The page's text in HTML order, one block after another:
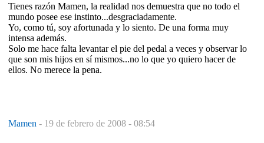
Tienes razón Mamen, la realidad nos demuestra que no todo el
mundo posee ese instinto...desgraciadamente.
Yo, como tú, soy afortunada y lo siento. De una forma muy
intensa además.
Solo me hace falta levantar el pie del pedal a veces y observar lo
que son mis hijos en sí mismos...no lo que yo quiero hacer de
ellos. No merece la pena.
Mamen - 19 de febrero de 2008 - 08:54